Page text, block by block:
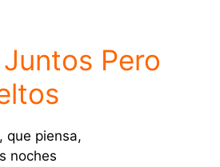
Pero
que piensa,
noches